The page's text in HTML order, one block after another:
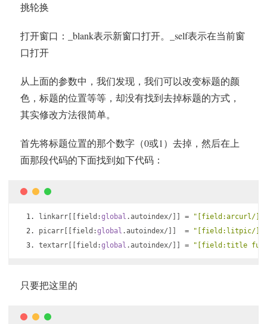
挑轮换
打开窗口：_blank表示新窗口打开。_self表示在当前窗
口打开
从上面的参数中，我们发现，我们可以改变标题的颜
色，标题的位置等等，却没有找到去掉标题的方式，
其实修改方法很简单。
首先将标题位置的那个数字（0或1）去掉，然后在上
面那段代码的下面找到如下代码：
linkarr field :global .autoindex/]] = "[field:arcurl/]"
picarr
field :global .autoindex/]] = "[field:litpic/]"
textarr
field :global .autoindex/]] = "[field:title
只要把这里的